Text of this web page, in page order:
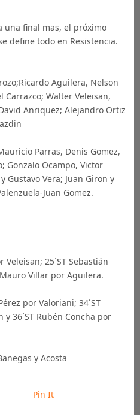
una final mas, el próximo
define todo en Resistencia.
Aguilera, Nelson
Carrazco; Walter Veleisan,
Anriquez; Alejandro Ortiz
Parras, Denis Gomez,
Gonzalo Ocampo, Victor
Gustavo Vera; Juan Giron y
Juan Gomez.
25´ST Sebastián
Villar por Aguilera.
por Valoriani; 34´ST
36´ST Rubén Concha por
y Acosta
Pin It